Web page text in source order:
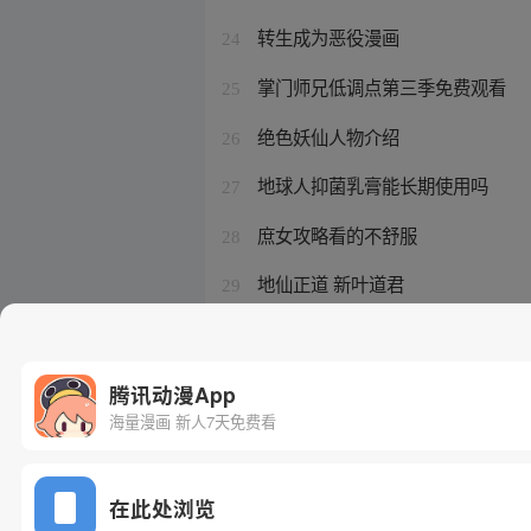
24 转生成为恶役漫画
25 掌门师兄低调点第三季免费观看
26 绝色妖仙人物介绍
27 地球人抑菌乳膏能长期使用吗
28 庶女攻略看的不舒服
29 地仙正道 新叶道君
腾讯动漫App
海量漫画 新人7天免费看
在此处浏览